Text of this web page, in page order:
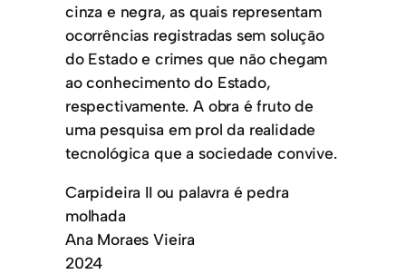
cinza e negra, as quais representam
ocorrências registradas sem solução
do Estado e crimes que não chegam
ao conhecimento do Estado,
respectivamente. A obra é fruto de
uma pesquisa em prol da realidade
tecnológica que a sociedade convive.
Carpideira II ou palavra é pedra
molhada
Ana Moraes Vieira
2024